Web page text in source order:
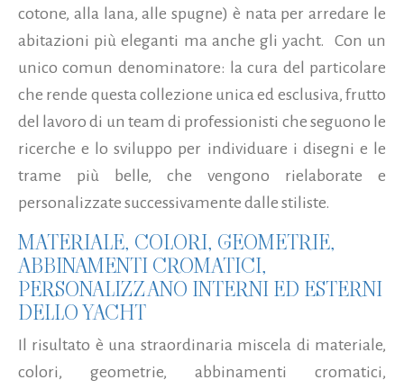
cotone, alla lana, alle spugne) è nata per arredare le
abitazioni più eleganti ma anche gli yacht. Con un
unico comun denominatore: la cura del particolare
che rende questa collezione unica ed esclusiva, frutto
del lavoro di un team di professionisti che seguono le
ricerche e lo sviluppo per individuare i disegni e le
trame più belle, che vengono rielaborate e
personalizzate successivamente dalle stiliste.
MATERIALE, COLORI, GEOMETRIE,
ABBINAMENTI CROMATICI,
PERSONALIZZANO INTERNI ED ESTERNI
DELLO YACHT
Il risultato è una straordinaria miscela di materiale,
colori, geometrie, abbinamenti cromatici,